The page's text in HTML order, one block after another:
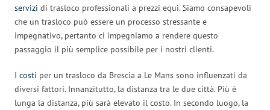
servizi di trasloco professionali a prezzi equi. Siamo consapevoli
che un trasloco può essere un processo stressante e
impegnativo, pertanto ci impegniamo a rendere questo
passaggio il più semplice possibile per i nostri clienti.
I costi per un trasloco da Brescia a Le Mans sono influenzati da
diversi fattori. Innanzitutto, la distanza tra le due città. Più è
lunga la distanza, più sarà elevato il costo. In secondo luogo, la